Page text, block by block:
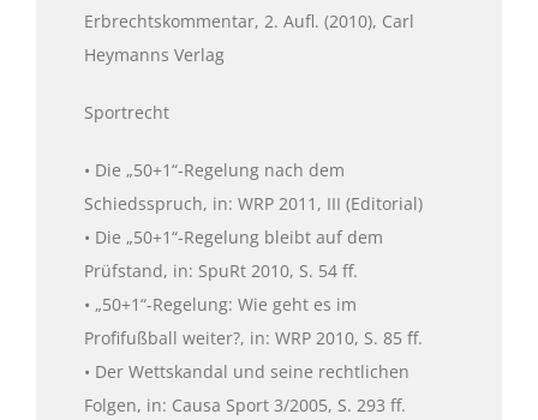
Erbrechtskommentar, 2. Aufl. (2010), Carl
Heymanns Verlag
Sportrecht
• Die „50+1“-Regelung nach dem
Schiedsspruch, in: WRP 2011, III (Editorial)
• Die „50+1“-Regelung bleibt auf dem
Prüfstand, in: SpuRt 2010, S. 54 ff.
• „50+1“-Regelung: Wie geht es im
Profifußball weiter?, in: WRP 2010, S. 85 ff.
• Der Wettskandal und seine rechtlichen
Folgen, in: Causa Sport 3/2005, S. 293 ff.